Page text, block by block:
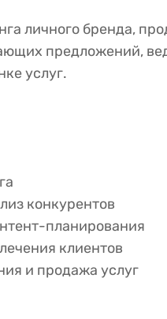
личного бренда,
предложений,
услуг.
конкурентов
планирования
клиентов
и продажа услуг